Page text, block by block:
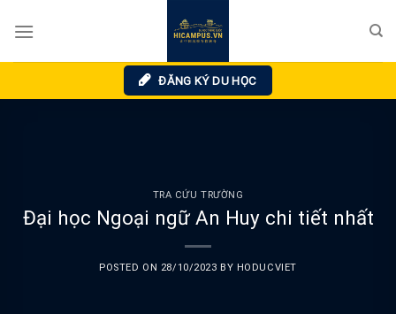
ĐĂNG KÝ DU HỌC
TRA CỨU TRƯỜNG
Đại học Ngoại ngữ An Huy chi tiết nhất
POSTED ON 28/10/2023 BY HODUCVIET